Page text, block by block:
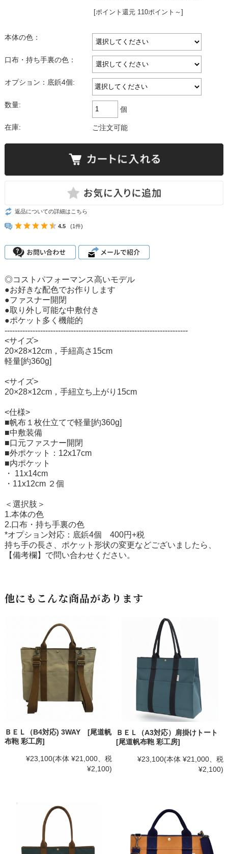
[ポイント還元 110ポイント～]
本体の色：
口布・持ち手裏の色：
オプション：底鋲4個:
数量:
個
在庫: ご注文可能
返品についての詳細はこちら
4.5 (1件)
◎コストパフォーマンス高いモデル
●お好きな配色でお作りします
●ファスナー開閉
●取り外し可能な中敷付き
●ポケット多く機能的
------------------------------------------------------------------------
<サイズ>
20×28×12cm，手紐高さ15cm
軽量[約360g]
<サイズ>
20×28×12cm，手紐立ち上がり15cm
<仕様>
■帆布１枚仕立てで軽量[約360g]
■中敷装備
■口元ファスナー開閉
■外ポケット：12x17cm
■内ポケット
・ 11x14cm
・11x12cm ２個
＜選択肢＞
1.本体の色
2.口布・持ち手裏の色
*オプション対応：底鋲4個 400円+税
持ち手の長さ、ポケット形状の変更などございましたら、
【備考欄】で問い合わせください。
他にもこんな商品があります
ＢＥＬ（B4対応) 3WAY [尾道帆
布鞄 彩工房]
¥23,100(本体 ¥21,000、税
¥2,100)
ＢＥＬ（A3対応）肩掛けトート
[尾道帆布鞄 彩工房]
¥23,100(本体 ¥21,000、税
¥2,100)